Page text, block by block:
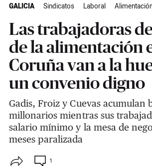
GALICIA Sindicatos Laboral
Las trabajadoras
de la alimentación
Coruña van a la
un convenio digno
Gadis, Froiz y Cuevas acumulan
millonarios mientras sus
salario mínimo y la mesa de
meses paralizada
1